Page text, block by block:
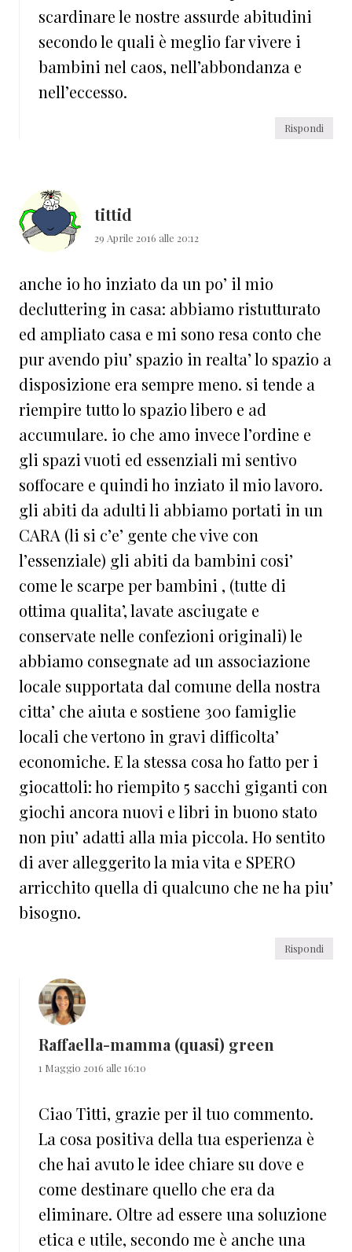
scardinare le nostre assurde abitudini
secondo le quali è meglio far vivere i
bambini nel caos, nell’abbondanza e
nell’eccesso.
Rispondi
tittid
29 Aprile 2016 alle 20:12
anche io ho inziato da un po’ il mio
decluttering in casa: abbiamo ristutturato
ed ampliato casa e mi sono resa conto che
pur avendo piu’ spazio in realta’ lo spazio a
disposizione era sempre meno. si tende a
riempire tutto lo spazio libero e ad
accumulare. io che amo invece l’ordine e
gli spazi vuoti ed essenziali mi sentivo
soffocare e quindi ho inziato il mio lavoro.
gli abiti da adulti li abbiamo portati in un
CARA (li si c’e’ gente che vive con
l’essenziale) gli abiti da bambini cosi’
come le scarpe per bambini , (tutte di
ottima qualita’, lavate asciugate e
conservate nelle confezioni originali) le
abbiamo consegnate ad un associazione
locale supportata dal comune della nostra
citta’ che aiuta e sostiene 300 famiglie
locali che vertono in gravi difficolta’
economiche. E la stessa cosa ho fatto per i
giocattoli: ho riempito 5 sacchi giganti con
giochi ancora nuovi e libri in buono stato
non piu’ adatti alla mia piccola. Ho sentito
di aver alleggerito la mia vita e SPERO
arricchito quella di qualcuno che ne ha piu’
bisogno.
Rispondi
Raffaella-mamma (quasi) green
1 Maggio 2016 alle 16:10
Ciao Titti, grazie per il tuo commento.
La cosa positiva della tua esperienza è
che hai avuto le idee chiare su dove e
come destinare quello che era da
eliminare. Oltre ad essere una soluzione
etica e utile, secondo me è anche una